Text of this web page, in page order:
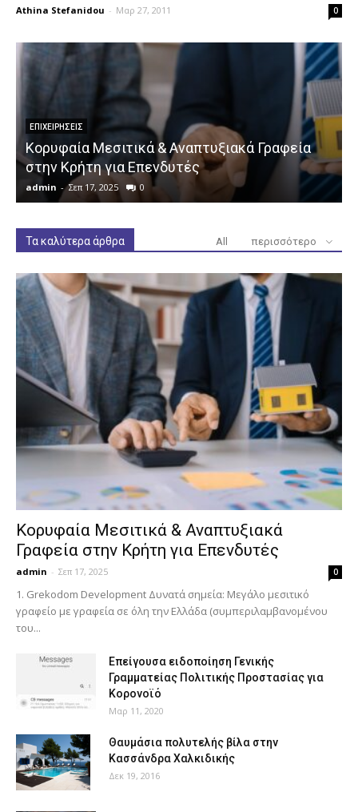
Athina Stefanidou - Μαρ 27, 2011 0
ΕΠΙΧΕΙΡΉΣΕΙΣ
Κορυφαία Μεσιτικά & Αναπτυξιακά Γραφεία
στην Κρήτη για Επενδυτές
admin - Σεπ 17, 2025 0
Τα καλύτερα άρθρα All περισσότερο
Κορυφαία Μεσιτικά & Αναπτυξιακά
Γραφεία στην Κρήτη για Επενδυτές
admin - Σεπ 17, 2025 0
1. Grekodom Development Δυνατά σημεία: Μεγάλο μεσιτικό
γραφείο με γραφεία σε όλη την Ελλάδα (συμπεριλαμβανομένου
του...
Επείγουσα ειδοποίηση Γενικής
Γραμματείας Πολιτικής Προστασίας για
Κορονοϊό
Μαρ 11, 2020
Θαυμάσια πολυτελής βίλα στην
Κασσάνδρα Χαλκιδικής
Δεκ 19, 2016